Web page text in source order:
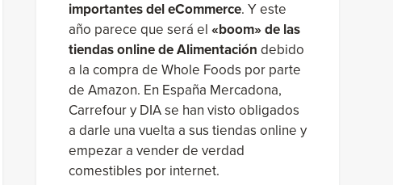
importantes del eCommerce. Y este
año parece que será el «boom» de las
tiendas online de Alimentación debido
a la compra de Whole Foods por parte
de Amazon. En España Mercadona,
Carrefour y DIA se han visto obligados
a darle una vuelta a sus tiendas online y
empezar a vender de verdad
comestibles por internet.